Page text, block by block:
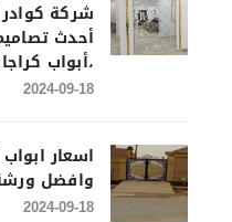
شركة كوادر
أحدث
،أبواب
2024-09-18
اسعار
وافضل
2024-09-18